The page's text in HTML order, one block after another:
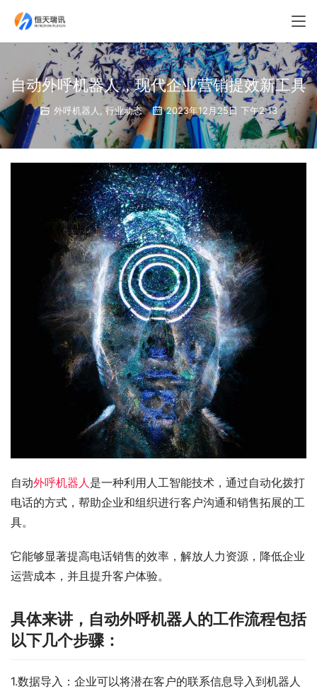
自动外呼机器人，现代企业营销提效新工具
外呼机器人 ,行业动态 2023年12月25日 下午2:13
自动外呼机器人是一种利用人工智能技术，通过自动化拨打
电话的方式，帮助企业和组织进行客户沟通和销售拓展的工
具。
它能够显著提高电话销售的效率，解放人力资源，降低企业
运营成本，并且提升客户体验。
具体来讲，自动外呼机器人的工作流程包括
以下几个步骤：
1.数据导入：企业可以将潜在客户的联系信息导入到机器人